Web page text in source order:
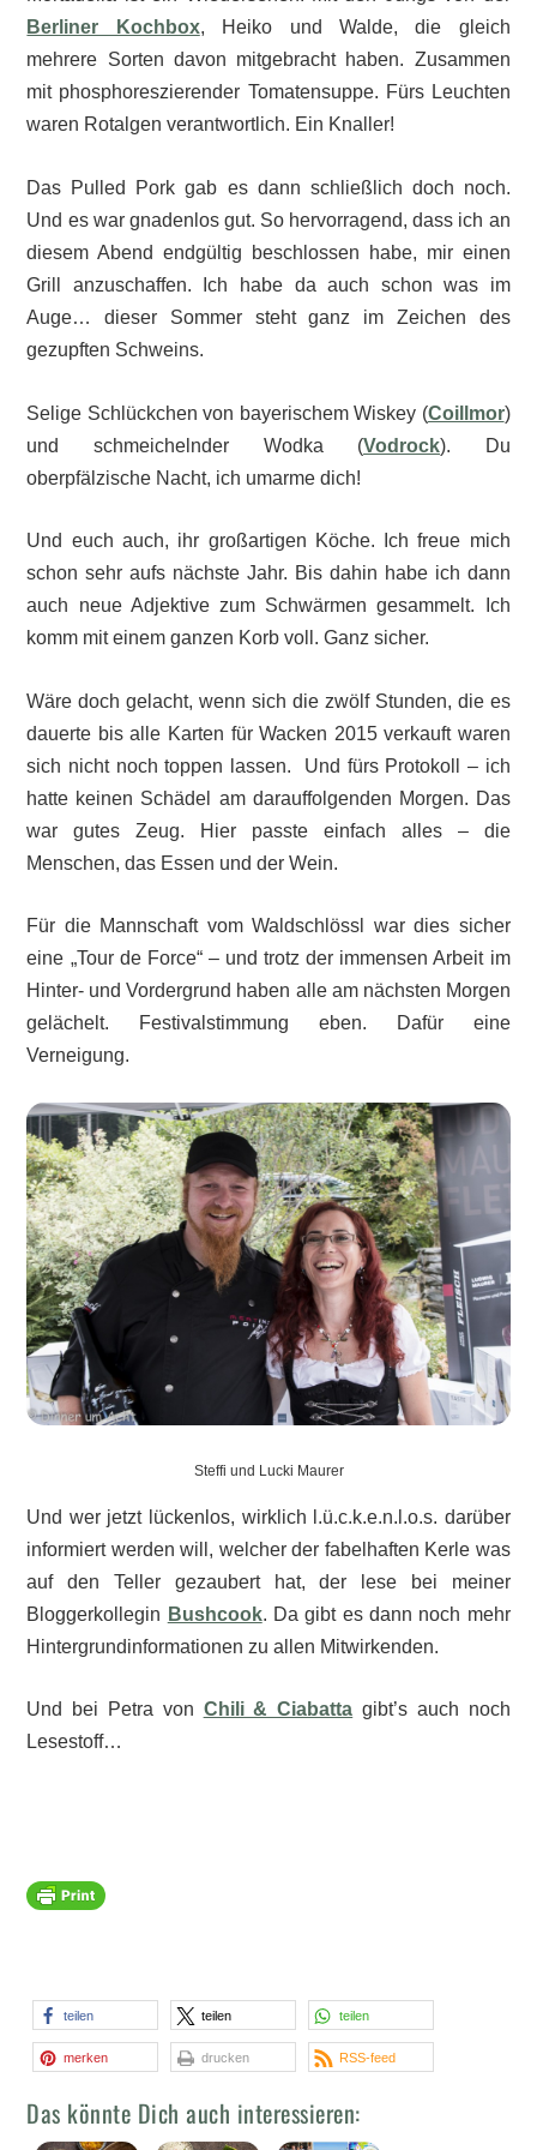
Berliner Kochbox, Heiko und Walde, die gleich
mehrere Sorten davon mitgebracht haben. Zusammen
mit phosphoreszierender Tomatensuppe. Fürs Leuchten
waren Rotalgen verantwortlich. Ein Knaller!
Das Pulled Pork gab es dann schließlich doch noch.
Und es war gnadenlos gut. So hervorragend, dass ich an
diesem Abend endgültig beschlossen habe, mir einen
Grill anzuschaffen. Ich habe da auch schon was im
Auge… dieser Sommer steht ganz im Zeichen des
gezupften Schweins.
Selige Schlückchen von bayerischem Wiskey (Coillmor)
und schmeichelnder Wodka (Vodrock). Du
oberpfälzische Nacht, ich umarme dich!
Und euch auch, ihr großartigen Köche. Ich freue mich
schon sehr aufs nächste Jahr. Bis dahin habe ich dann
auch neue Adjektive zum Schwärmen gesammelt. Ich
komm mit einem ganzen Korb voll. Ganz sicher.
Wäre doch gelacht, wenn sich die zwölf Stunden, die es
dauerte bis alle Karten für Wacken 2015 verkauft waren
sich nicht noch toppen lassen. Und fürs Protokoll – ich
hatte keinen Schädel am darauffolgenden Morgen. Das
war gutes Zeug. Hier passte einfach alles – die
Menschen, das Essen und der Wein.
Für die Mannschaft vom Waldschlössl war dies sicher
eine „Tour de Force“ – und trotz der immensen Arbeit im
Hinter- und Vordergrund haben alle am nächsten Morgen
gelächelt. Festivalstimmung eben. Dafür eine
Verneigung.
Steffi und Lucki Maurer
Und wer jetzt lückenlos, wirklich l.ü.c.k.e.n.l.o.s. darüber
informiert werden will, welcher der fabelhaften Kerle was
auf den Teller gezaubert hat, der lese bei meiner
Bloggerkollegin Bushcook. Da gibt es dann noch mehr
Hintergrundinformationen zu allen Mitwirkenden.
Und bei Petra von Chili & Ciabatta gibt’s auch noch
Lesestoff…
teilen teilen teilen
merken drucken RSS-feed
Das könnte Dich auch interessieren: